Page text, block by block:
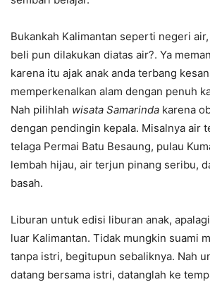
Bukankah Kalimantan seperti negeri
beli pun dilakukan diatas air?. Ya
karena itu ajak anak anda terbang
memperkenalkan alam dengan penuh
Nah pilihlah wisata Samarinda karena
dengan pendingin kepala. Misalnya air
telaga Permai Batu Besaung, pulau
lembah hijau, air terjun pinang seribu,
basah.
Liburan untuk edisi liburan anak,
luar Kalimantan. Tidak mungkin suami
tanpa istri, begitupun sebaliknya. Nah
datang bersama istri, datanglah ke